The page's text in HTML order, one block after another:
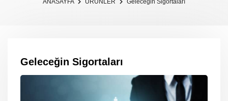
ANASAYFA ÜRÜNLER Geleceğin Sigortaları
Geleceğin Sigortaları